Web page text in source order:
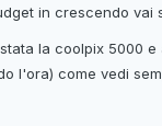
in crescendo vai
la coolpix 5000 e
l'ora) come vedi